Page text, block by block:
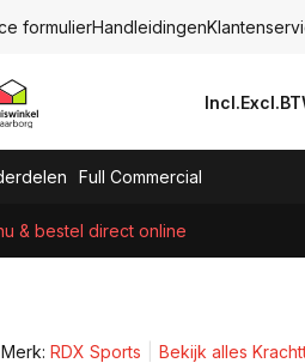
formulierHandleidingen
Incl.Excl.
Full Commercial
& bestel direct online
Merk: RDX Sports Bekijk alles